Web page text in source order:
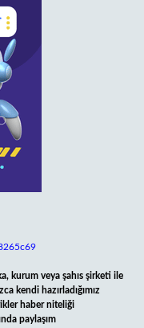
kurum veya şahıs şirketi ile
kendi hazırladığımız
haber niteliği
paylaşım